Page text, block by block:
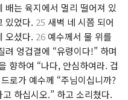
배는 육지에서 멀리 떨어져 있
있었다. 25 새벽 네 시쯤 되어
오셨다. 26 예수께서 물 위를
려 엉겁결에 “유령이다!” 하며
향하여 “나다, 안심하여라. 겁
로가 예수께 “주님이십니까?
하십시오.” 하고 소리쳤다.